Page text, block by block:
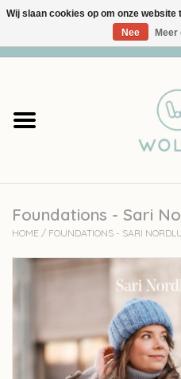
Garens
Accessoires
workshops
Solden
Foundations - Sari
HOME / FOUNDATIONS - SARI
Wij slaan cookies op om onze
Nee